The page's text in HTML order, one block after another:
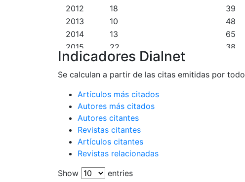
2012
18
39
2013
10
48
2014
13
65
2015
22
38
2016
36
2017
31
52
2019
31
2020
44
2021
41
2022
23
2023
22
2025
4
Indicadores Dialnet
Se calculan a partir de las citas emitidas por
Artículos más citados
Autores más citados
Autores citantes
Revistas citantes
Artículos citantes
Revistas relacionadas
Show
entries